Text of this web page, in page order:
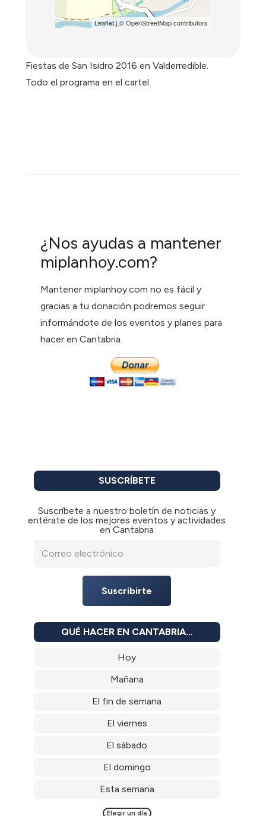
Leaflet| ©OpenStreetMapcontributors
Fiestas de San Isidro 2016 en Valderredible.
Todo el programa en el cartel.
¿Nos ayudas a mantener
miplanhoy.com?
Mantener miplanhoy.com no es fácil y
gracias a tu donación podremos seguir
informándote de los eventos y planes para
hacer en Cantabria.
SUSCRÍBETE
Suscríbete a nuestro boletín de noticias y
entérate de los mejores eventos y actividades
en Cantabria
Suscribirte
QUÉ HACER EN CANTABRIA…
Hoy
Mañana
El fin de semana
El viernes
El sábado
El domingo
Esta semana
Elegir un día